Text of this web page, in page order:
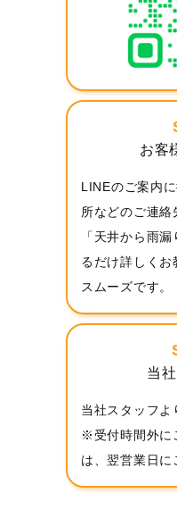
お客
LINEのご案内
所などのご連絡
「天井から雨
るだけ詳しく
スムーズです。
当
当社スタッフよ
※受付時間外に
は、翌営業日に